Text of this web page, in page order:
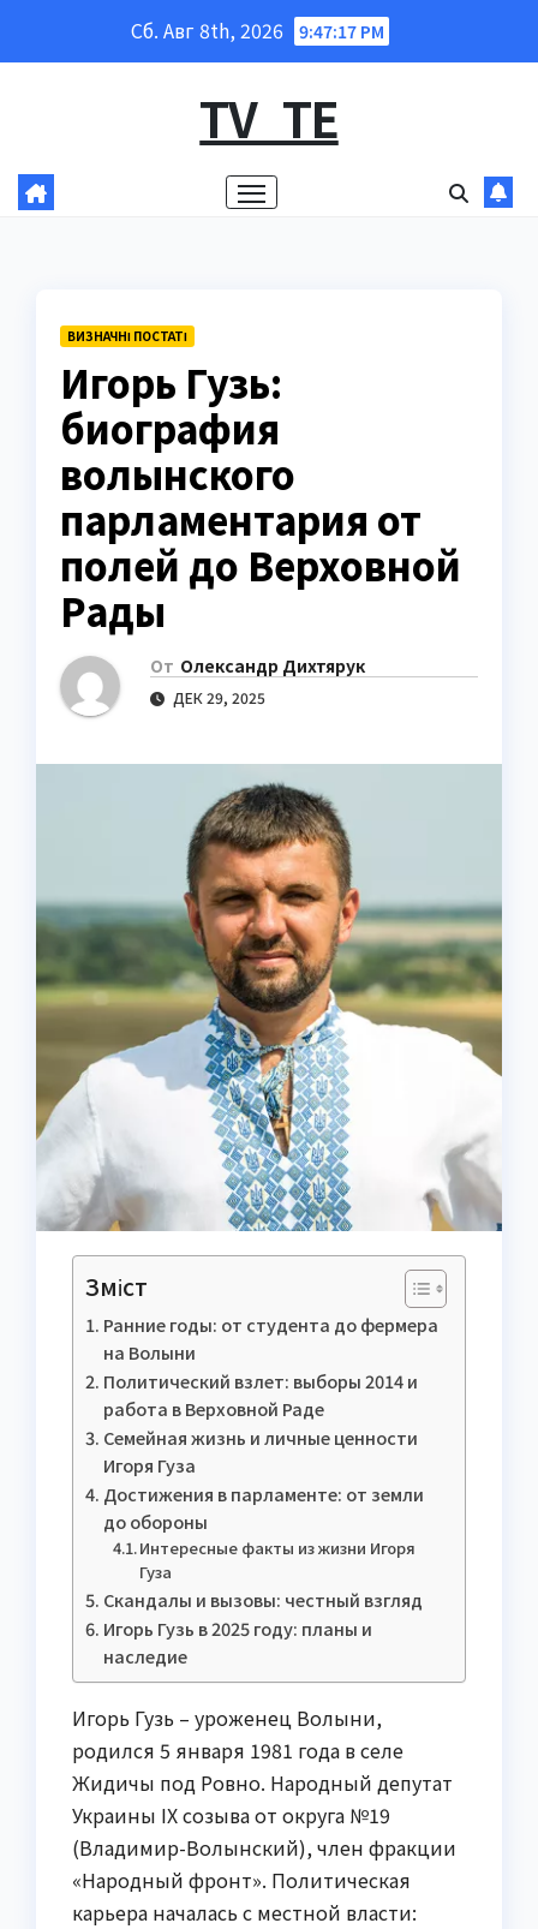
Сб. Авг 8th, 2026 9:47:18 PM
TV_TE
ВИЗНАЧНІ ПОСТАТІ
Игорь Гузь:
биография
волынского
парламентария от
полей до Верховной
Рады
От Олександр Дихтярук
ДЕК 29, 2025
Зміст
Ранние годы: от студента до фермера
на Волыни
Политический взлет: выборы 2014 и
работа в Верховной Раде
Семейная жизнь и личные ценности
Игоря Гуза
Достижения в парламенте: от земли
до обороны
Интересные факты из жизни Игоря
Гуза
Скандалы и вызовы: честный взгляд
Игорь Гузь в 2025 году: планы и
наследие
Игорь Гузь – уроженец Волыни,
родился 5 января 1981 года в селе
Жидичы под Ровно. Народный депутат
Украины IX созыва от округа №19
(Владимир-Волынский), член фракции
«Народный фронт». Политическая
карьера началась с местной власти: